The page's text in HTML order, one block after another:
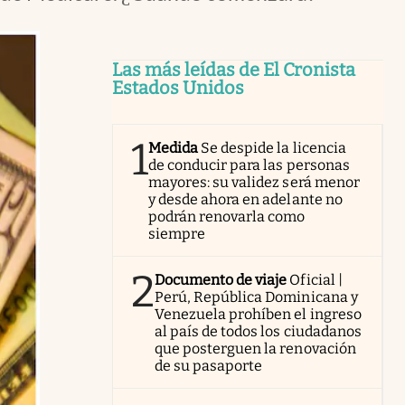
Las más leídas de El Cronista
Estados Unidos
1Medida Se despide la licencia
de conducir para las personas
mayores: su validez será menor
y desde ahora en adelante no
podrán renovarla como
siempre
2Documento de viaje Oficial |
Perú, República Dominicana y
Venezuela prohíben el ingreso
al país de todos los ciudadanos
que posterguen la renovación
de su pasaporte